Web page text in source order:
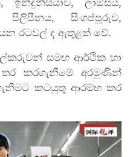
පිලිපීනය, සිංගප්පූරුව,
රටවල් ද ඇතුළත් වේ.
සමඟ ආර්ථික හා
කරගැනීමේ අරමුණින්
ගැනීමට කටයුතු ආරම්භ කර